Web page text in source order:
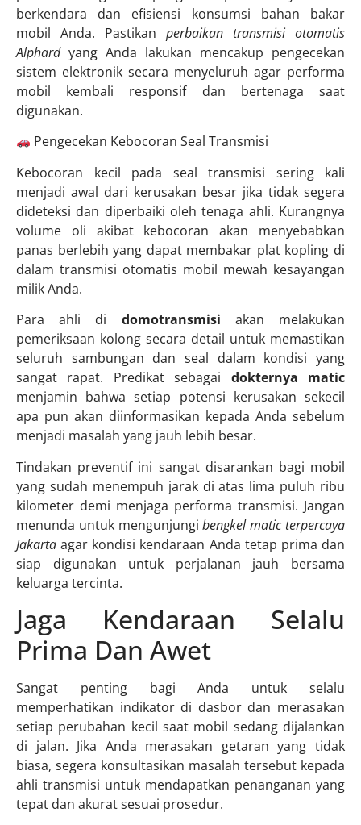
berkendara dan efisiensi konsumsi bahan bakar
mobil Anda. Pastikan perbaikan transmisi otomatis
Alphardyang Anda lakukan mencakup pengecekan
sistem elektronik secara menyeluruh agar performa
mobil kembali responsif dan bertenaga saat
digunakan.
Pengecekan Kebocoran Seal Transmisi
Kebocoran kecil pada seal transmisi sering kali
menjadi awal dari kerusakan besar jika tidak segera
dideteksi dan diperbaiki oleh tenaga ahli. Kurangnya
volume oli akibat kebocoran akan menyebabkan
panas berlebih yang dapat membakar plat kopling di
dalam transmisi otomatis mobil mewah kesayangan
milik Anda.
Para ahli di domotransmisi akan melakukan
pemeriksaan kolong secara detail untuk memastikan
seluruh sambungan dan seal dalam kondisi yang
sangat rapat. Predikat sebagai dokternya matic
menjamin bahwa setiap potensi kerusakan sekecil
apa pun akan diinformasikan kepada Anda sebelum
menjadi masalah yang jauh lebih besar.
Tindakan preventif ini sangat disarankan bagi mobil
yang sudah menempuh jarak di atas lima puluh ribu
kilometer demi menjaga performa transmisi. Jangan
menunda untuk mengunjungibengkel matic terpercaya
Jakarta agar kondisi kendaraan Anda tetap prima dan
siap digunakan untuk perjalanan jauh bersama
keluarga tercinta.
Jaga Kendaraan Selalu
Prima Dan Awet
Sangat penting bagi Anda untuk selalu
memperhatikan indikator di dasbor dan merasakan
setiap perubahan kecil saat mobil sedang dijalankan
di jalan. Jika Anda merasakan getaran yang tidak
biasa, segera konsultasikan masalah tersebut kepada
ahli transmisi untuk mendapatkan penanganan yang
tepat dan akurat sesuai prosedur.